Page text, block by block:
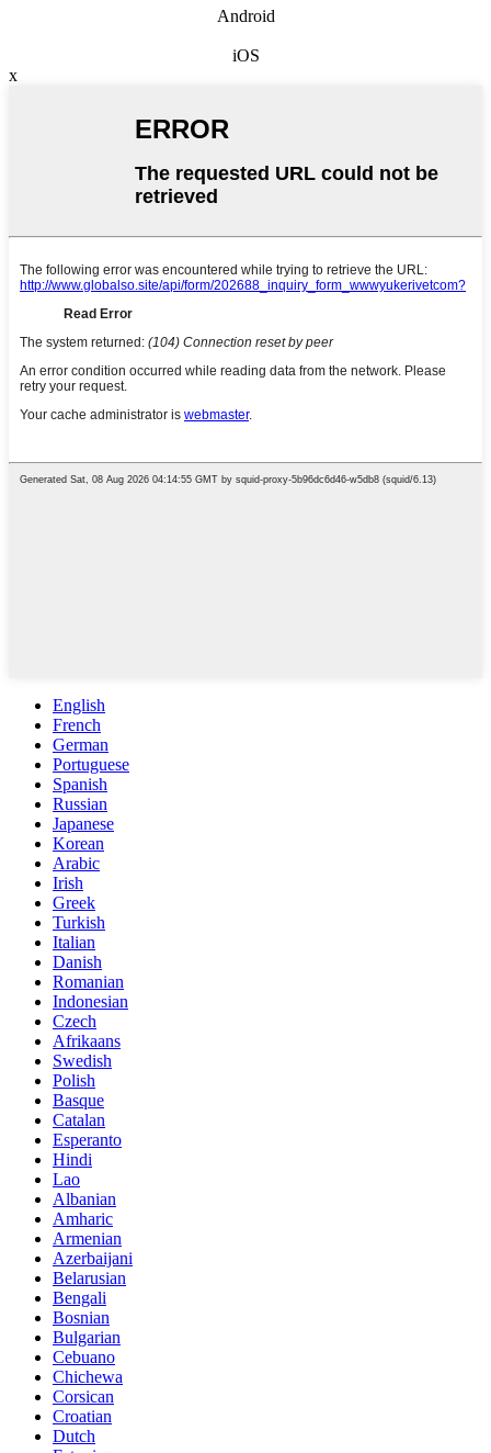
Android
iOS
x
English
French
German
Portuguese
Spanish
Russian
Japanese
Korean
Arabic
Irish
Greek
Turkish
Italian
Danish
Romanian
Indonesian
Czech
Afrikaans
Swedish
Polish
Basque
Catalan
Esperanto
Hindi
Lao
Albanian
Amharic
Armenian
Azerbaijani
Belarusian
Bengali
Bosnian
Bulgarian
Cebuano
Chichewa
Corsican
Croatian
Dutch